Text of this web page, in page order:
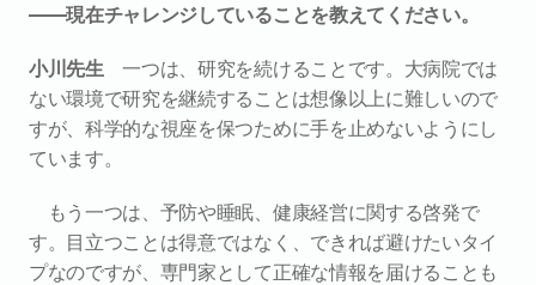
――現在チャレンジしていることを教えてください。
小川先生 一つは、研究を続けることです。大病院では
ない環境で研究を継続することは想像以上に難しいので
すが、科学的な視座を保つために手を止めないようにし
ています。
もう一つは、予防や睡眠、健康経営に関する啓発で
す。目立つことは得意ではなく、できれば避けたいタイ
プなのですが、専門家として正確な情報を届けることも